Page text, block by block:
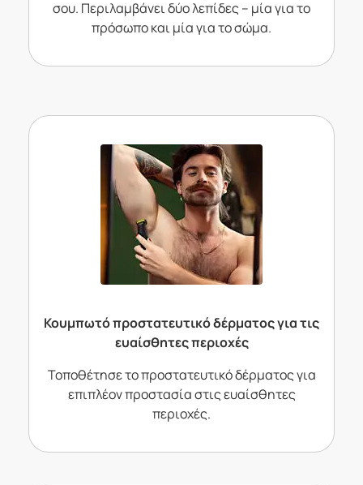
σου. Περιλαμβάνει δύο λεπίδες – μία για το
πρόσωπο και μία για το σώμα.
Κουμπωτό προστατευτικό δέρματος για τις
ευαίσθητες περιοχές
Τοποθέτησε το προστατευτικό δέρματος για
επιπλέον προστασία στις ευαίσθητες
περιοχές.